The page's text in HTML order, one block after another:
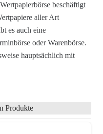
beschäftigt
aller Art
es auch eine
oder Warenbörse.
hauptsächlich mit
Produkte